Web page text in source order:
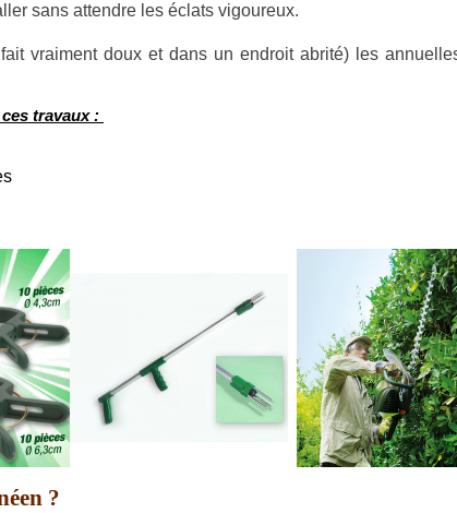
sans attendre les éclats vigoureux.
vraiment doux et dans un endroit abrité) les
travaux :
?